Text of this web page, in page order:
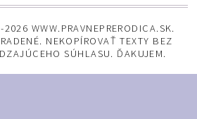
WWW.PRAVNEPRERODICA.SK.
NEKOPÍROVAŤ TEXTY BEZ
SÚHLASU. ĎAKUJEM.